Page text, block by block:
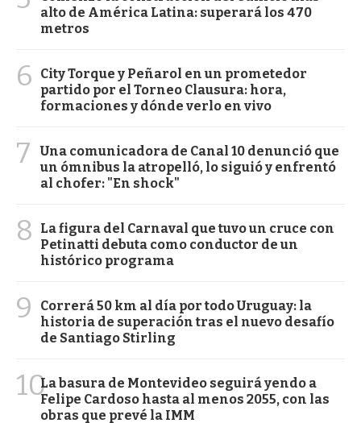
alto de América Latina: superará los 470
metros
6
City Torque y Peñarol en un prometedor
partido por el Torneo Clausura: hora,
formaciones y dónde verlo en vivo
7
Una comunicadora de Canal 10 denunció que
un ómnibus la atropelló, lo siguió y enfrentó
al chofer: "En shock"
8
La figura del Carnaval que tuvo un cruce con
Petinatti debuta como conductor de un
histórico programa
9
Correrá 50 km al día por todo Uruguay: la
historia de superación tras el nuevo desafío
de Santiago Stirling
10La basura de Montevideo seguirá yendo a
Felipe Cardoso hasta al menos 2055, con las
obras que prevé la IMM